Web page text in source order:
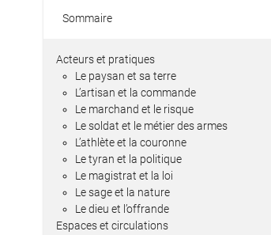
Sommaire
Acteurs et pratiques
Le paysan et sa terre
L’artisan et la commande
Le marchand et le risque
Le soldat et le métier des armes
L’athlète et la couronne
Le tyran et la politique
Le magistrat et la loi
Le sage et la nature
Le dieu et l’offrande
Espaces et circulations